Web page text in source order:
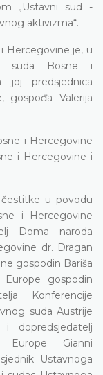
„Ustavni sud -
aktivizma“.
Hercegovine je, u
suda Bosne i
joj predsjednica
gospođa Valerija
i Hercegovine
i Hercegovine i
u povodu
i Hercegovine
Doma naroda
dr. Dragan
gospodin Bariša
gospodin
Konferencije
suda Austrije
dopredsjedatelj
Europe Gianni
Ustavnoga